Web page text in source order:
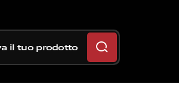
il tuo prodotto